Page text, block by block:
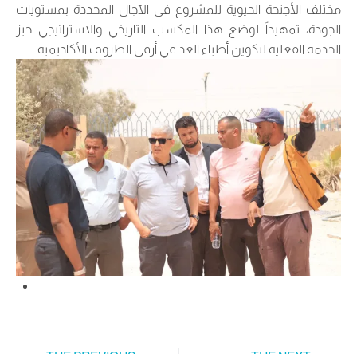
مختلف الأجنحة الحيوية للمشروع في الآجال المحددة بمستويات
الجودة، تمهيداً لوضع هذا المكسب التاريخي والاستراتيجي حيز
الخدمة الفعلية لتكوين أطباء الغد في أرقى الظروف الأكاديمية.